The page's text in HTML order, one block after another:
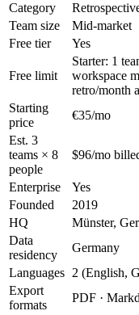
Category
Team size
Mid-market
Free tier
Yes
Free limit
Starter: 1
workspace
retro/month
Starting
price
€35/mo
Est. 3
teams × 8
people
$96/mo
Enterprise
Yes
Founded
2019
HQ
Münster,
Data
residency
Germany
Languages 2 (English,
Export
formats
PDF ·